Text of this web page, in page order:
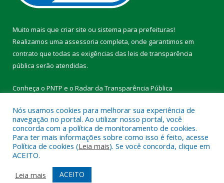
Muito mais que criar site ou sistema para prefeituras!
Realizamos uma assessoria completa, onde garantimos em
contrato que todas as exigências das leis de transparência
pública serão atendidas.
Conheça o PNTP e o Radar da Transparência Pública
Todos os direitos reservados a Prefeitura Municipal de Vitória do
Xingu.
Mapa do Site
Acessar Área Administrativa
Nós usamos cookies para melhorar sua experiência de
navegação no portal. Ao utilizar nosso portal, você
concorda com a política de monitoramento de cookies.
Para ter mais informações sobre como isso é feito, acesse
Política de cookies (Leia mais). Se você concorda, clique em
ACEITO.
Leia mais
ACEITO